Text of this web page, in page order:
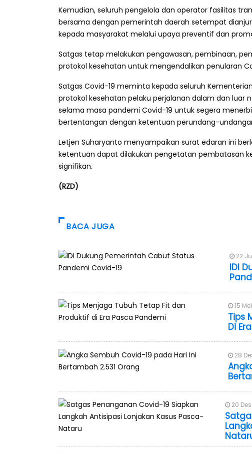
Kemudian, seluruh pengelola dan operator fasilitas
bersama dengan pemerintah daerah setempat
kepada masyarakat melalui upaya preventif dan
Satgas tetap melakukan pengawasan, pembinaan,
protokol kesehatan untuk mengendalikan penularan
Satgas Covid-19 meminta kepada seluruh
protokol kesehatan pelaku perjalanan dalam dan luar
selama masa pandemi Covid-19 untuk segera
bertentangan dengan ketentuan perundang-
Letjen Suharyanto menyampaikan surat edaran ini
ketentuan dapat dilakukan pengetatan pembatasan
signifikan.
(RZD)
BACA JUGA
22
IDI
15
Tips
Di
28
20 Des